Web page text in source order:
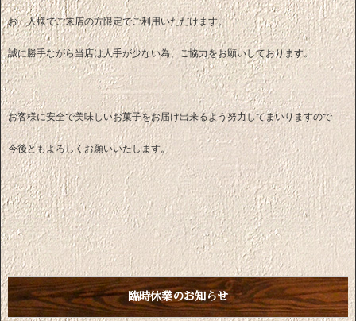
お一人様でご来店の方限定でご利用いただけます。
誠に勝手ながら当店は人手が少ない為、ご協力をお願いしております。
お客様に安全で美味しいお菓子をお届け出来るよう努力してまいりますので
今後ともよろしくお願いいたします。
臨時休業のお知らせ